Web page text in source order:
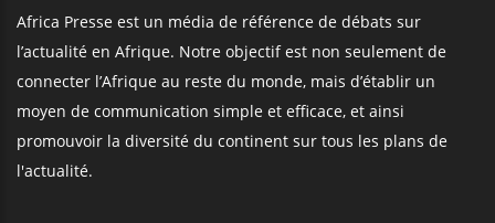
Africa Presse est un média de référence de débats sur
l’actualité en Afrique. Notre objectif est non seulement de
connecter l’Afrique au reste du monde, mais d’établir un
moyen de communication simple et efficace, et ainsi
promouvoir la diversité du continent sur tous les plans de
l'actualité.